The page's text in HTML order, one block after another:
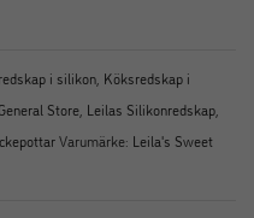
i silikon Köksredskap i
Store Leilas Silikonredskap
Varumärke: Leila's Sweet